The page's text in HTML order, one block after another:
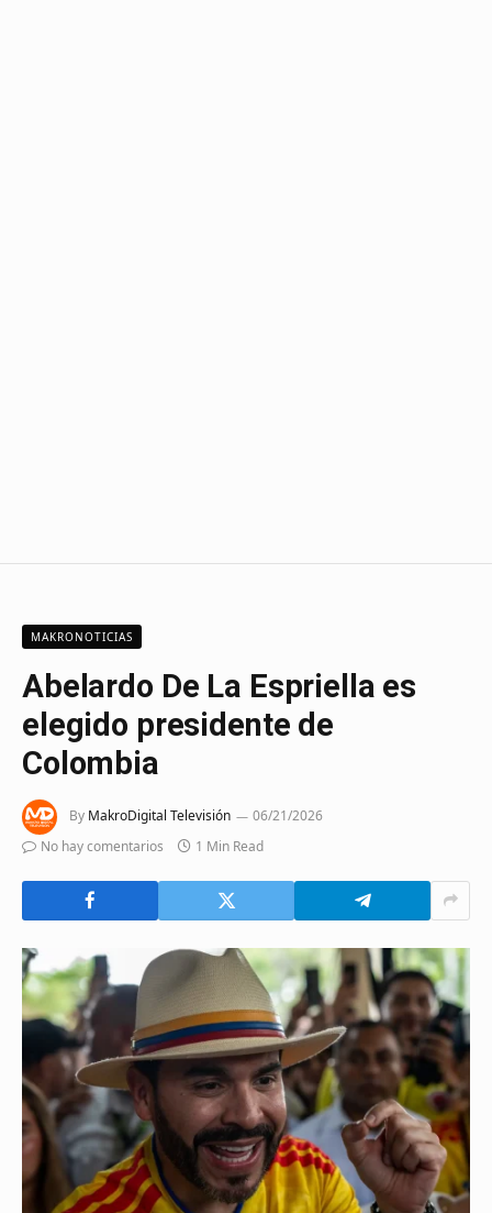
MAKRONOTICIAS
Abelardo De La Espriella es
elegido presidente de
Colombia
By MakroDigital Televisión
06/21/2026
No hay comentarios
1 Min Read